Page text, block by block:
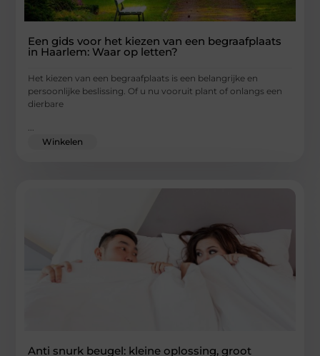
Een gids voor het kiezen van een begraafplaats
in Haarlem: Waar op letten?
Het kiezen van een begraafplaats is een belangrijke en
persoonlijke beslissing. Of u nu vooruit plant of onlangs een
dierbare
Winkelen
Anti snurk beugel: kleine oplossing, groot